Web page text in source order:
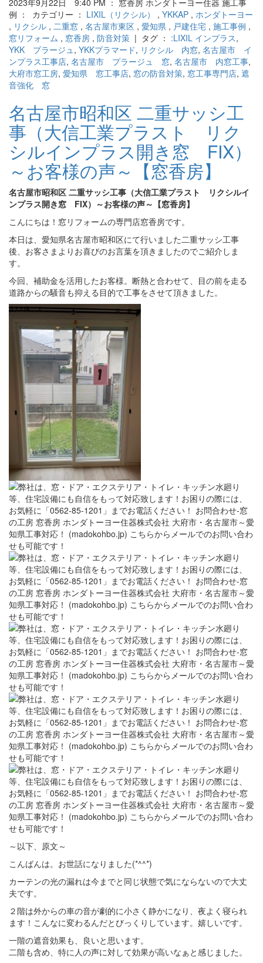
2023年9月22日 9:40 PM ： 窓香房 ホンダトーヨー住器 施工事
例 ： カテゴリー ： LIXIL（リクシル） , YKKAP , ホンダトーヨー
, リクシル , 二重窓 , 名古屋市東区 , 愛知県 , 戸建住宅 , 施工事例 ,
窓リフォーム , 窓香房 , 防音対策 | タグ ： :LIXIL インプラス,
YKK プラージュ, YKKプラマード, リクシル 内窓, 名古屋市 イ
ンプラス工事店, 名古屋市 プラージュ 窓, 名古屋市 内窓工事,
大府市窓工房, 愛知県 窓工事店, 窓の防音対策, 窓工事専門店, 遮
音強化 窓
名古屋市昭和区 二重サッシ工
事（大信工業プラスト リク
シルインプラス開き窓 FIX）
～お客様の声～【窓香房】
名古屋市昭和区 二重サッシ工事（大信工業プラスト リクシルイ
ンプラス開き窓 FIX）～お客様の声～【窓香房】
こんにちは！窓リフォームの専門店窓香房です。
本日は、愛知県名古屋市昭和区にて行いました二重サッシ工事
後、お客さまよりお喜びのお言葉を頂きましたのでご紹介しま
す。
今回、補助金を活用したお客様。断熱と合わせて、目の前を走る
道路からの騒音も抑える目的で工事をさせて頂きました。
～以下、原文～
こんばんは。お世話になりました(*^^*)
カーテンの光の漏れは今までと同じ状態で気にならないので大丈
夫です。
２階は外からの車の音が劇的に小さく静かになり、夜よく寝られ
ます！こんなに変わるんだとびっくりしています。嬉しいです。
一階の遮音効果も、良いと思います。
二階も含め、特に人の声に対して効果が高いなぁと感じました。